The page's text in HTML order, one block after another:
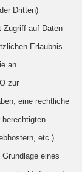
Dritten)
Zugriff auf Daten
Erlaubnis
an
zur
eine rechtliche
berechtigten
etc.).
eines